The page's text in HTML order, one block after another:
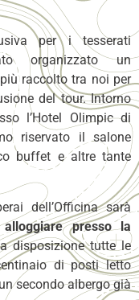
per i tesserati
organizzato un
raccolto tra noi per
del tour. Intorno
l’Hotel Olimpic di
riservato il salone
buffet e altre tante
dell’Officina sarà
alloggiare presso la
disposizione tutte le
di posti letto
secondo albergo già